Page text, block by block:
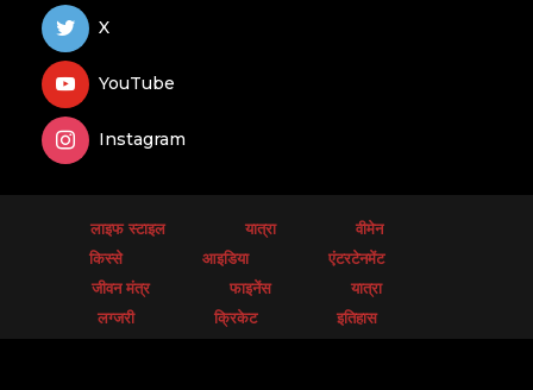
X
YouTube
Instagram
लाइफ स्टाइल यात्रा
वीमेन
किस्से
आइडिया
एंटरटेनमेंट
जीवन मंत्र
फाइनेंस
यात्रा
लग्जरी
क्रिकेट इतिहास